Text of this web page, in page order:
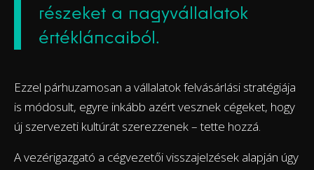
részeket a nagyvállalatok
értékláncaiból.
Ezzel párhuzamosan a vállalatok felvásárlási stratégiája
is módosult, egyre inkább azért vesznek cégeket, hogy
új szervezeti kultúrát szerezzenek – tette hozzá.
A vezérigazgató a cégvezetői visszajelzések alapján úgy